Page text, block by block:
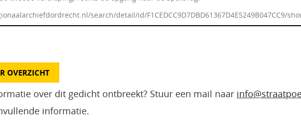
search/detail/id/F1CEDCC9D7DBD61367D4E5249B047CC9/
OVERZICHT
over dit gedicht ontbreekt? Stuur een mail naar
informatie.